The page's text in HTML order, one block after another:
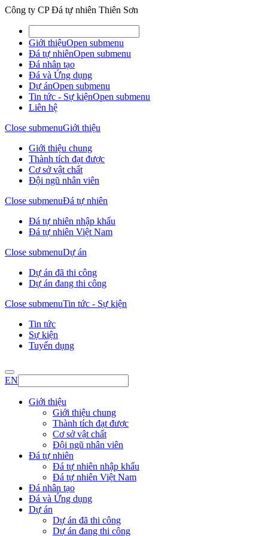
Công ty CP Đá tự nhiên Thiên Sơn
Giới thiệuOpen submenu
Đá tự nhiênOpen submenu
Đá nhân tạo
Đá và Ứng dụng
Dự ánOpen submenu
Tin tức - Sự kiệnOpen submenu
Liên hệ
Close submenuGiới thiệu
Giới thiệu chung
Thành tích đạt được
Cơ sở vật chất
Đội ngũ nhân viên
Close submenuĐá tự nhiên
Đá tự nhiên nhập khẩu
Đá tự nhiên Việt Nam
Close submenuDự án
Dự án đã thi công
Dự án đang thi công
Close submenuTin tức - Sự kiện
Tin tức
Sự kiện
Tuyển dụng
EN
Giới thiệu
Giới thiệu chung
Thành tích đạt được
Cơ sở vật chất
Đội ngũ nhân viên
Đá tự nhiên
Đá tự nhiên nhập khẩu
Đá tự nhiên Việt Nam
Đá nhân tạo
Đá và Ứng dụng
Dự án
Dự án đã thi công
Dự án đang thi công